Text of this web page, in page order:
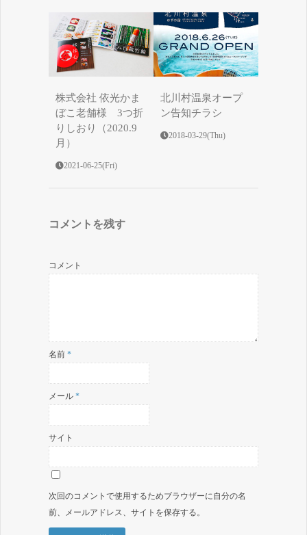
株式会社 依光かま
ぼこ老舗様 3つ折
りしおり（2020.9
月）
2021-06-25(Fri)
北川村温泉オープ
ン告知チラシ
2018-03-29(Thu)
コメントを残す
コメント
名前 *
メール *
サイト
次回のコメントで使用するためブラウザーに自分の名
前、メールアドレス、サイトを保存する。